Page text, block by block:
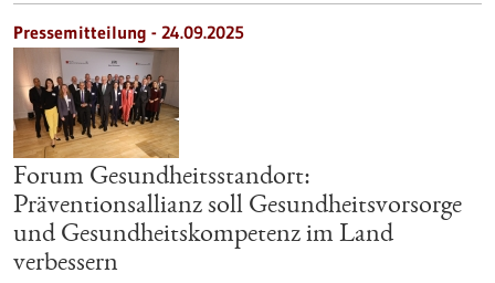
Pressemitteilung - 24.09.2025
Forum Gesundheitsstandort:
Präventionsallianz soll Gesundheitsvorsorge
und Gesundheitskompetenz im Land
verbessern